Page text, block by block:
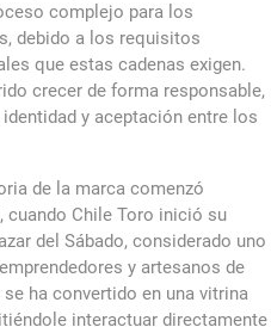
complejo para los
debido a los requisitos
que estas cadenas exigen.
crecer de forma responsable,
y aceptación entre los
de la marca comenzó
cuando Chile Toro inició su
del Sábado, considerado uno
y artesanos de
ha convertido en una vitrina
interactuar directamente